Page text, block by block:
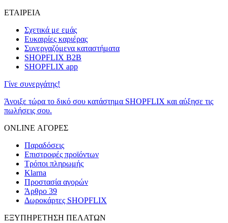
ΕΤΑΙΡΕΙΑ
Σχετικά με εμάς
Ευκαιρίες καριέρας
Συνεργαζόμενα καταστήματα
SHOPFLIX B2B
SHOPFLIX app
Γίνε συνεργάτης!
Άνοιξε τώρα το δικό σου κατάστημα SHOPFLIX και αύξησε τις
πωλήσεις σου.
ONLINE ΑΓΟΡΕΣ
Παραδόσεις
Επιστροφές προϊόντων
Τρόποι πληρωμής
Klarna
Προστασία αγορών
Άρθρο 39
Δωροκάρτες SHOPFLIX
ΕΞΥΠΗΡΕΤΗΣΗ ΠΕΛΑΤΩΝ